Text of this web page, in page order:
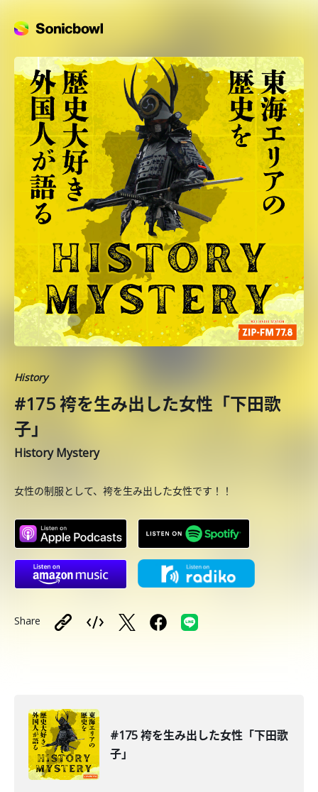
History
#175 袴を生み出した女性「下田歌
子」
History Mystery
女性の制服として、袴を生み出した女性です！！
Share
#175 袴を生み出した女性「下田歌
子」